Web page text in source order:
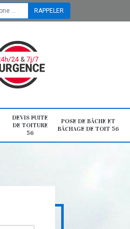
DEVIS FUITE
DE TOITURE
56
POSE DE BÂCHE ET
BÂCHAGE DE TOIT 56